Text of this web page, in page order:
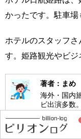
かったです。駐車場
ホテルのスタッフ
す。姫路観光やビジ
著者：まめ
海外・国内
ビ出演多数
サンフラン
リンズ、ハ
に、旅行に